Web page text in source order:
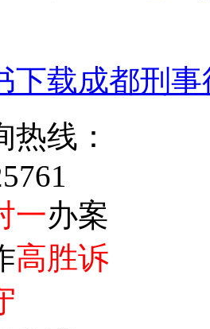
下载成都刑
热线：
一办案
高胜诉